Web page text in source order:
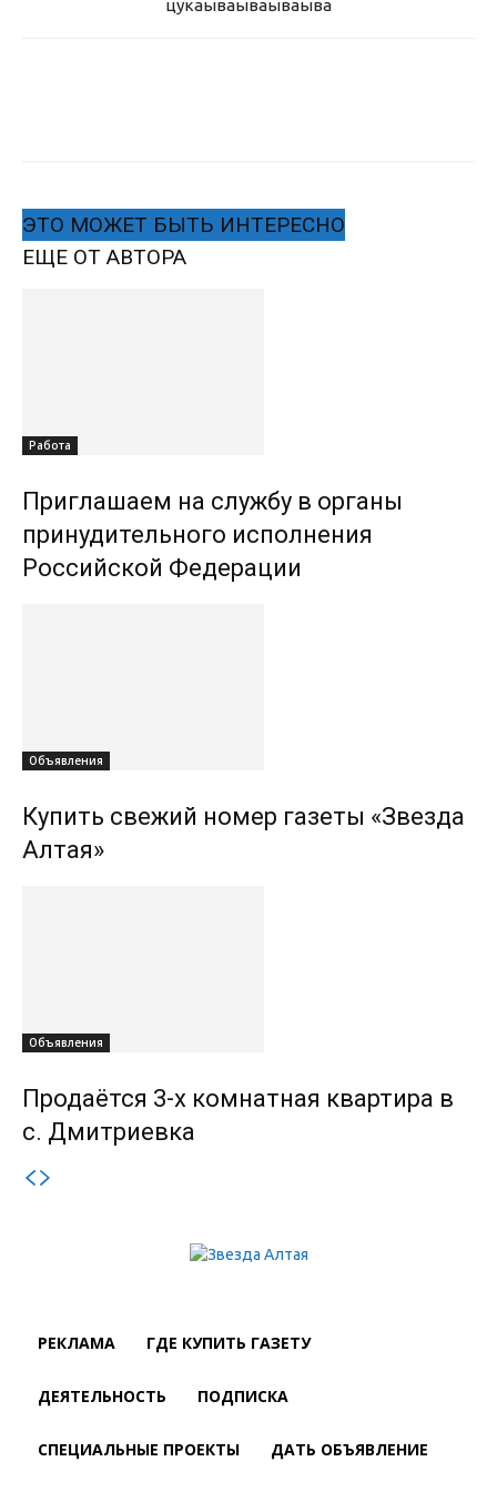
цукаываываываыва
ЭТО МОЖЕТ БЫТЬ ИНТЕРЕСНО
ЕЩЕ ОТ АВТОРА
Работа
Приглашаем на службу в органы
принудительного исполнения
Российской Федерации
Объявления
Купить свежий номер газеты «Звезда
Алтая»
Объявления
Продаётся 3-х комнатная квартира в
с. Дмитриевка
РЕКЛАМА ГДЕ КУПИТЬ ГАЗЕТУ
ДЕЯТЕЛЬНОСТЬ ПОДПИСКА
СПЕЦИАЛЬНЫЕ ПРОЕКТЫ ДАТЬ ОБЪЯВЛЕНИЕ